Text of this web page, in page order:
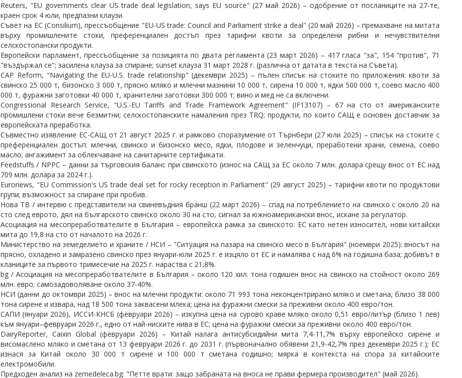
Reuters, "EU governments clear US trade deal legislation, says EU source" (27 май 2026) – одобрение от посланиците на 27-те,
краен срок 4 юли, предпазни клаузи.
Съвет на ЕС (Consilium), прессъобщение "EU-US trade: Council and Parliament strike a deal" (20 май 2026) – премахване на митата
върху промишлените стоки, преференциален достъп през тарифни квоти за определени рибни и нечувствителни
селскостопански продукти.
Европейски парламент, прессъобщение за позицията по двата регламента (23 март 2026) – 417 гласа "за", 154 "против", 71
"въздържал се"; засилена клауза за спиране; sunset клауза 31 март 2028 г. (различна от датата в текста на Съвета).
CAP Reform, "Navigating the EU-U.S. trade relationship" (декември 2025) – пълен списък на стоките по приложения: квоти за
свинско 25 000 т, бизонско 3 000 т, прясно мляко и млечни мазнини 10 000 т, сирена 10 000 т, ядки 500 000 т, соево масло 400
000 т, фуражни заготовки 40 000 т, хранителни заготовки 300 000 т; вино и мед не са включени.
Congressional Research Service, "U.S.-EU Tariffs and Trade Framework Agreement" (IF13107) – 67 на сто от американските
промишлени стоки вече безмитни; селскостопанските намаления през TRQ; продукти, по които САЩ е основен доставчик за
европейската преработка.
Съвместно изявление ЕС-САЩ от 21 август 2025 г. и рамково споразумение от Търнбери (27 юли 2025) – списък на стоките с
преференциален достъп: млечни, свинско и бизонско месо, ядки, плодове и зеленчуци, преработени храни, семена, соево
масло; ангажимент за облекчаване на санитарните сертификати.
Feedstuffs / NPPC – данни за търговския баланс при свинското (износ на САЩ за ЕС около 7 млн. долара срещу внос от ЕС над
709 млн. долара за 2024 г.).
Euronews, "EU Commission's US trade deal set for rocky reception in Parliament" (29 август 2025) – тарифни квоти по продуктови
групи; възможност за спиране при пробив.
Нова ТВ / интервю с представители на свиневъдния бранш (22 март 2026) – спад на потреблението на свинско с около 20 на
сто след еврото, дял на българското свинско около 30 на сто, сигнал за южноамерикански внос, искане за регулатор.
Асоциация на месопреработвателите в България – европейска рамка за свинското: ЕС като нетен износител, нови китайски
мита до 19,8 на сто от началото на 2026 г.
Министерство на земеделието и храните / НСИ – "Ситуация на пазара на свинско месо в България" (ноември 2025): вносът на
прясно, охладено и замразено свинско през януари-юли 2025 г. е изцяло от ЕС и намалява с над 6% на годишна база; добивът в
кланиците за първото тримесечие на 2025 г. нараства с 21,8%.
bg / Асоциация на месопреработвателите в България – около 120 хил. тона годишен внос на свинско на стойност около 269
млн. евро; самозадоволяване около 37-40%.
НСИ (данни до октомври 2025) – внос на млечни продукти: около 71 993 тона неконцентрирано мляко и сметана, близо 38 000
тона сирене и извара, над 18 500 тона заквасени млека; цена на фуражни смески за преживни около 400 евро/тон.
САПИ (януари 2026), ИССИ-КНСБ (февруари 2026) – изкупна цена на сурово краве мляко около 0,51 евро/литър (близо 1 лев)
към януари–февруари 2026 г., едно от най-ниските нива в ЕС; цена на фуражни смески за преживни около 400 евро/тон.
DairyReporter, Caixin Global (февруари 2026) – Китай налага антисубсидийни мита 7,4-11,7% върху европейско сирене и
висомаслено мляко и сметана от 13 февруари 2026 г. до 2031 г. (първоначално обявени 21,9-42,7% през декември 2025 г.); ЕС
изнася за Китай около 30 000 т сирене и 100 000 т сметана годишно; мярка в контекста на спора за китайските
електромобили.
Предходен анализ на zemedeleca.bg: "Петте врати: защо забраната на вноса не прави фермера производител" (май 2026).